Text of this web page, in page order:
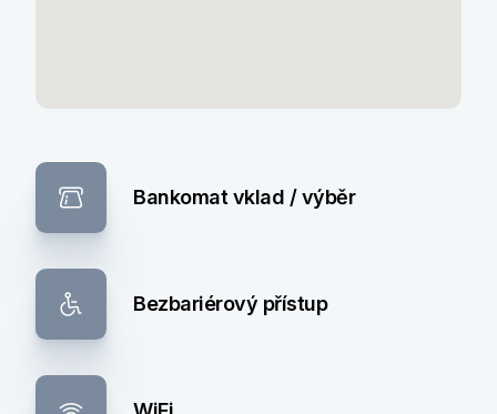
Bankomat vklad / výběr
Bezbariérový přístup